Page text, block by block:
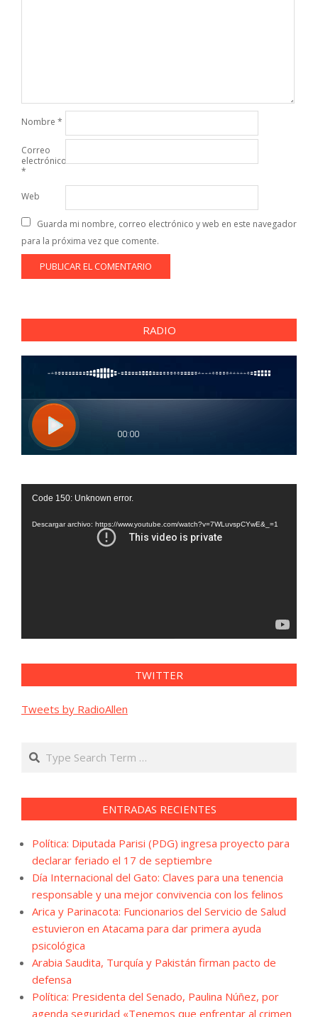
Nombre *
Correo
electrónico
*
Web
Guarda mi nombre, correo electrónico y web en este navegador
para la próxima vez que comente.
RADIO
Reproductor
vídeo
Code 150: Unknown error.
Descargar archivo: https://www.youtube.com/watch?v=7WLuvspCYwE&_=1
TWITTER
Tweets by RadioAllen
Search
ENTRADAS RECIENTES
Política: Diputada Parisi (PDG) ingresa proyecto para
declarar feriado el 17 de septiembre
Día Internacional del Gato: Claves para una tenencia
responsable y una mejor convivencia con los felinos
Arica y Parinacota: Funcionarios del Servicio de Salud
estuvieron en Atacama para dar primera ayuda
psicológica
Arabia Saudita, Turquía y Pakistán firman pacto de
defensa
Política: Presidenta del Senado, Paulina Núñez, por
agenda seguridad «Tenemos que enfrentar al crimen